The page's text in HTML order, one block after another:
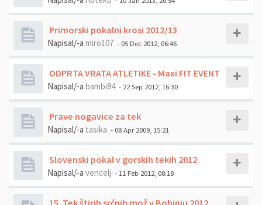
Primorski pokalni krosi 2012/13
Napisal/-a miro107 - 05 Dec 2012, 06:46
ODPRTA VRATA ATLETIKE - Maxi FIT EVENT
Napisal/-a bambi84 - 22 Sep 2012, 16:30
Prave nogavice za tek
Napisal/-a tasika - 08 Apr 2009, 15:21
Slovenski pokal v gorskih tekih 2012
Napisal/-a vencelj - 11 Feb 2012, 08:18
15. Tek štirih srčnih mož v Bohinju 2012